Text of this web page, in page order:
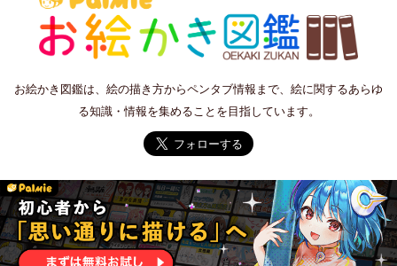
お絵かき図鑑は、絵の描き方からペンタブ情報まで、絵に関するあらゆ
る知識・情報を集めることを目指しています。